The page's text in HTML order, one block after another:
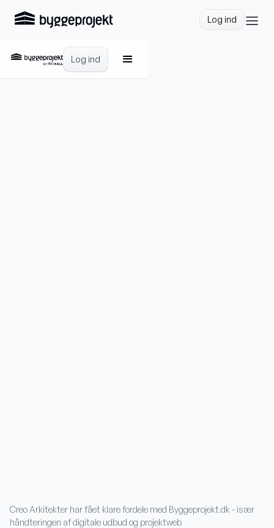
Log ind
Log ind
Creo Arkitekter har fået klare fordele med Byggeprojekt.dk - især
håndteringen af digitale udbud og projektweb